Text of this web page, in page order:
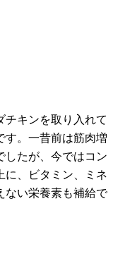
チキンを取り入れて
す。一昔前は筋肉増
したが、今ではコン
に、ビタミン、ミネ
ない栄養素も補給で